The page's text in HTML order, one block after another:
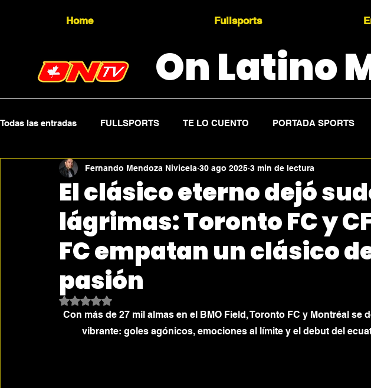
Home Fullsports
On Latino
Todas las entradas FULLSPORTS TE LO CUENTO PORTADA SPORTS
Topicality PRESS RELEASE Press Sports
El clásico eterno dejó
lágrimas: Toronto FC y
FC empatan un clásico
pasión
Fernando Mendoza Nivicela 30 ago 2025 3 min de lectura
Obtuvo NaN de 5 estrellas.
Con más de 27 mil almas en el BMO Field, Toronto FC y Montréal se
vibrante: goles agónicos, emociones al límite y el debut del